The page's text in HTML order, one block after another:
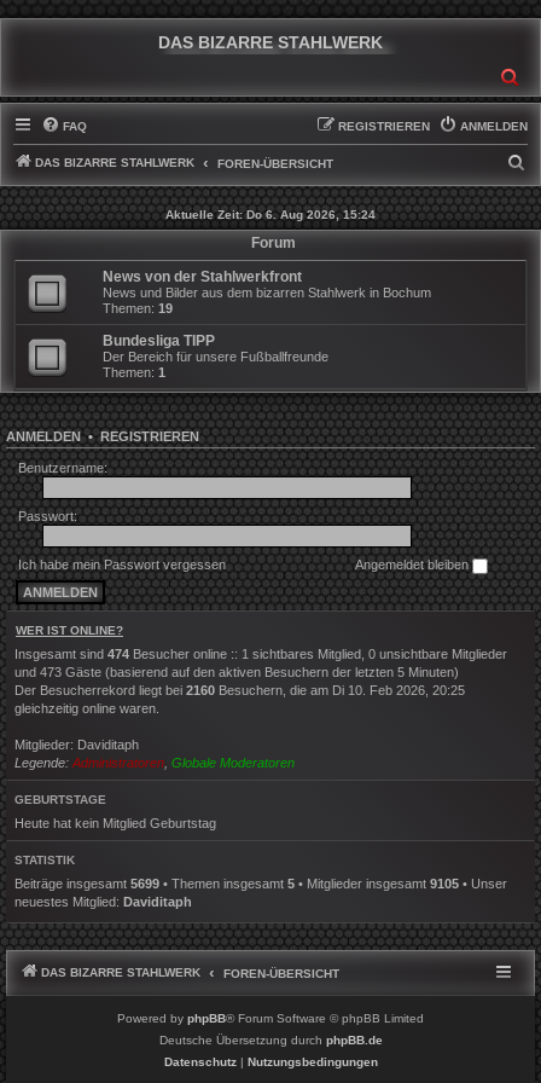
DAS BIZARRE STAHLWERK
FAQ ANMELDEN
REGISTRIEREN
DAS BIZARRE STAHLWERK FOREN-ÜBERSICHT
U
C
Aktuelle Zeit: Do 6. Aug 2026, 15:24
Forum
News von der Stahlwerkfront
News und Bilder aus dem bizarren Stahlwerk in Bochum
Themen: 19
Bundesliga TIPP
Der Bereich für unsere Fußballfreunde
Themen: 1
ANMELDEN•REGISTRIEREN
Benutzername:
Passwort:
Ich habe mein Passwort vergessen Angemeldet bleiben
WER IST ONLINE?
Insgesamt sind 474 Besucher online :: 1 sichtbares Mitglied, 0 unsichtbare Mitglieder
und 473 Gäste (basierend auf den aktiven Besuchern der letzten 5 Minuten)
Der Besucherrekord liegt bei 2160 Besuchern, die am Di 10. Feb 2026, 20:25
gleichzeitig online waren.
Mitglieder: Daviditaph
Legende: Administratoren Globale Moderatoren
GEBURTSTAGE
Heute hat kein Mitglied Geburtstag
STATISTIK
Beiträge insgesamt 5699 • Themen insgesamt 5 • Mitglieder insgesamt 9105 • Unser
neuestes Mitglied: Daviditaph
DAS BIZARRE STAHLWERK FOREN-ÜBERSICHT
Powered by phpBB® Forum Software © phpBB Limited
Deutsche Übersetzung durch phpBB.de
Datenschutz| Nutzungsbedingungen